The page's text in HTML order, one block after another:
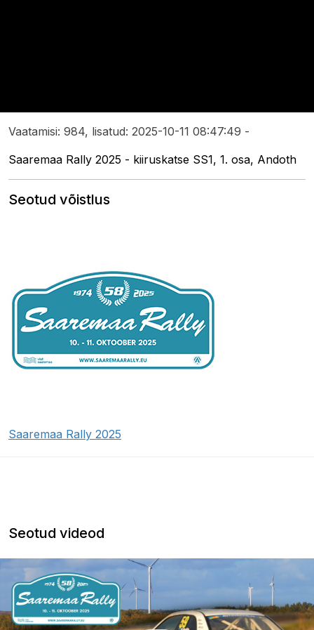
Vaatamisi: 984, lisatud: 2025-10-11 08:47:49 -
Saaremaa Rally 2025 - kiiruskatse SS1, 1. osa, Andoth
Seotud võistlus
Saaremaa Rally 2025
Seotud videod